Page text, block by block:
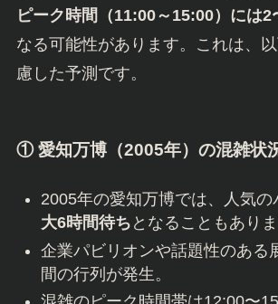
ピーク時間（11:00～15:00）には2
なる可能性があります。これは、
慮した予測です。
① 愛知万博（2005年）の混雑状
2005年の愛知万博では、人気の
大6時間待ち となることもありま
企業パビリオンや話題性のある
間の行列が発生。